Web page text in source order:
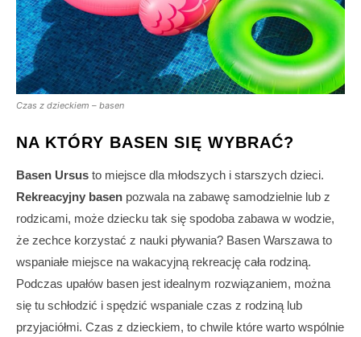
Czas z dzieckiem – basen
NA KTÓRY BASEN SIĘ WYBRAĆ?
Basen Ursus to miejsce dla młodszych i starszych dzieci.
Rekreacyjny basen pozwala na zabawę samodzielnie lub z
rodzicami, może dziecku tak się spodoba zabawa w wodzie,
że zechce korzystać z nauki pływania? Basen Warszawa to
wspaniałe miejsce na wakacyjną rekreację cała rodziną.
Podczas upałów basen jest idealnym rozwiązaniem, można
się tu schłodzić i spędzić wspaniale czas z rodziną lub
przyjaciółmi. Czas z dzieckiem, to chwile które warto wspólnie